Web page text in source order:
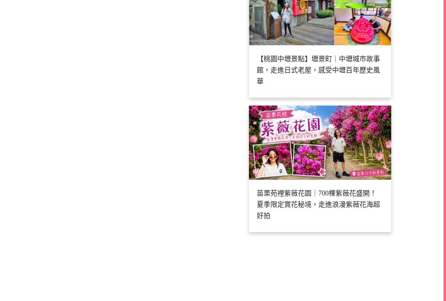
【桃園中壢景點】壢景町｜中壢城市故事
館，走進日式老屋，感受中壢百年歷史風
華
苗栗苑裡紫薇花園｜700棵紫薇花盛開！
夏季限定賞花秘境，走進浪漫紫薇花海超
好拍